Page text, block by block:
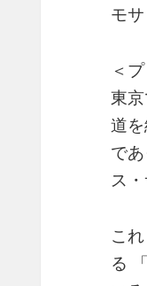
モ
＜
東
道
で
ス
こ
る